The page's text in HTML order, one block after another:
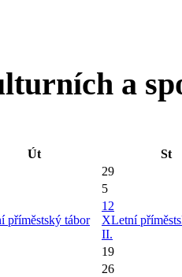
a
Út
St
29
5
příměstský tábor
12
XLetní
II.
19
26